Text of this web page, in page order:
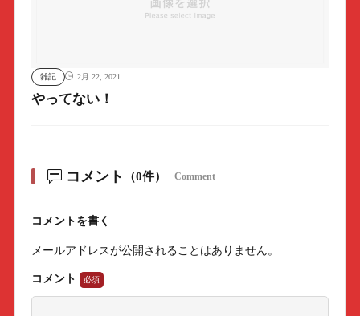
雑記 2月 22, 2021
やってない！
コメント （0件） Comment
コメントを書く
メールアドレスが公開されることはありません。
コメント